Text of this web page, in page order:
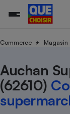
Commerce
Auchan
(62610)
Toutes les
Enquêtes
Guides d'achat
Tous les
Tous nos
Nos actions
Nos grandes
L’association
Nos missions
Notre